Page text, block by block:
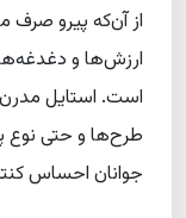
از آن‌که پیرو صرف
ارزش‌ها و
است. استایل مدرن،
طرح‌ها و حتی نوع
جوانان احساس